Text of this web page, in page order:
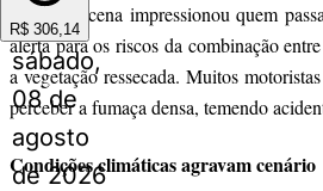
R$ 306,14
sábado,
08 de
agosto
de 2026
região
. A cena impressionou quem
alerta para os riscos da combinação
a vegetação ressecada. Muitos
perceber a fumaça densa, temendo
Condições climáticas agravam cenário